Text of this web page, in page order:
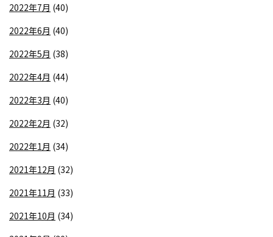
2022年7月 (40)
2022年6月 (40)
2022年5月 (38)
2022年4月 (44)
2022年3月 (40)
2022年2月 (32)
2022年1月 (34)
2021年12月 (32)
2021年11月 (33)
2021年10月 (34)